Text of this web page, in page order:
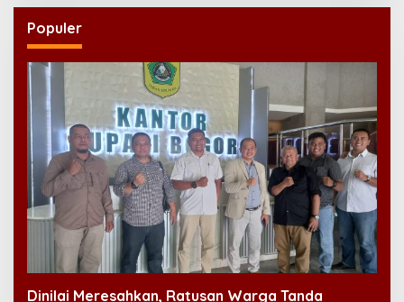
Populer
Dinilai Meresahkan, Ratusan Warga Tanda